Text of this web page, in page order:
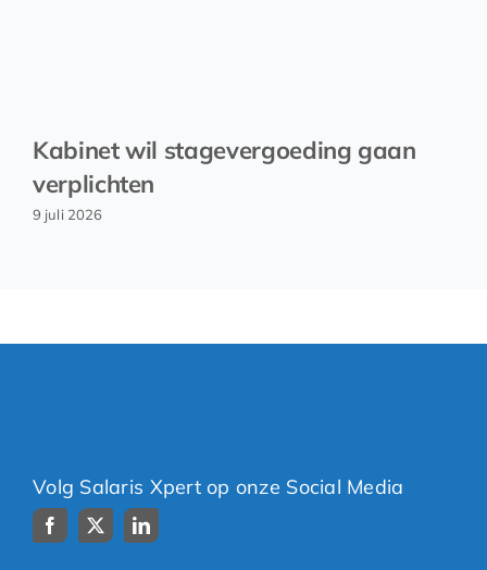
Kabinet wil stagevergoeding gaan
verplichten
9 juli 2026
Volg Salaris Xpert op onze Social Media